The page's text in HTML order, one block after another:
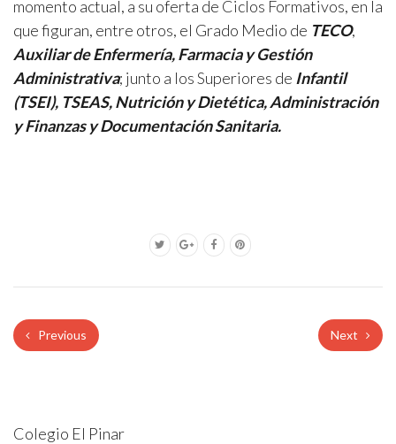
momento actual, a su oferta de Ciclos Formativos, en la
que figuran, entre otros, el Grado Medio de TECO,
Auxiliar de Enfermería, Farmacia y Gestión
Administrativa; junto a los Superiores de Infantil
(TSEI), TSEAS, Nutrición y Dietética, Administración
y Finanzas y Documentación Sanitaria.
Previous Next
Colegio El Pinar